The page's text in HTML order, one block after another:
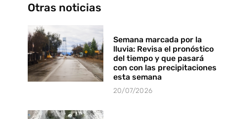
Otras noticias
Semana marcada por la
lluvia: Revisa el pronóstico
del tiempo y que pasará
con con las precipitaciones
esta semana
20/07/2026